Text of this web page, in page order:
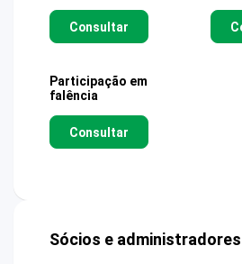
Consultar
Participação em
falência
Consultar
Sócios e